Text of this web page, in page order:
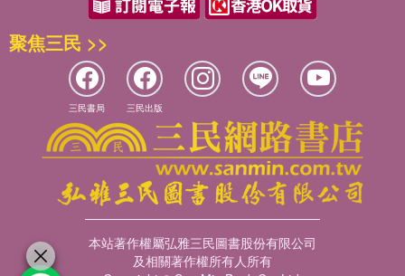
聚焦三民 >>
三民書局 三民出版
本站著作權屬弘雅三民圖書股份有限公司
及相關著作權所有人所有